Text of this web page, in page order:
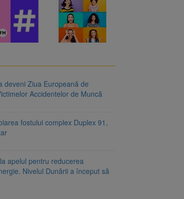
deveni Ziua Europeană de
Accidentelor de Muncă
fostului complex Duplex 91,
apelul pentru reducerea
Nivelul Dunării a început să